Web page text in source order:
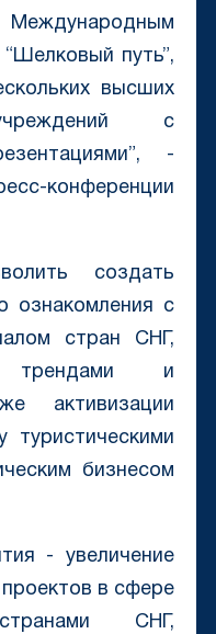
путь”,
высших
с
-
конференции
создать
ознакомления с
стран СНГ,
трендами и
активизации
туристическими
бизнесом
- увеличение
в сфере
СНГ,